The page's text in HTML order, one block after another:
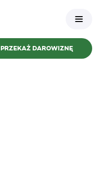
PRZEKAŻ DAROWIZNĘ